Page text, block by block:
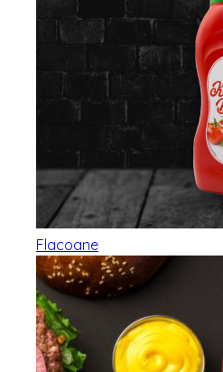
Flacoane